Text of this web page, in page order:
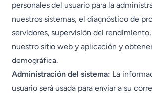
personales del usuario para la
nuestros sistemas, el diagnóstico de
servidores, supervisión del
nuestro sitio web y aplicación y
demográfica.
Administración del sistema: La
usuario será usada para enviar a su